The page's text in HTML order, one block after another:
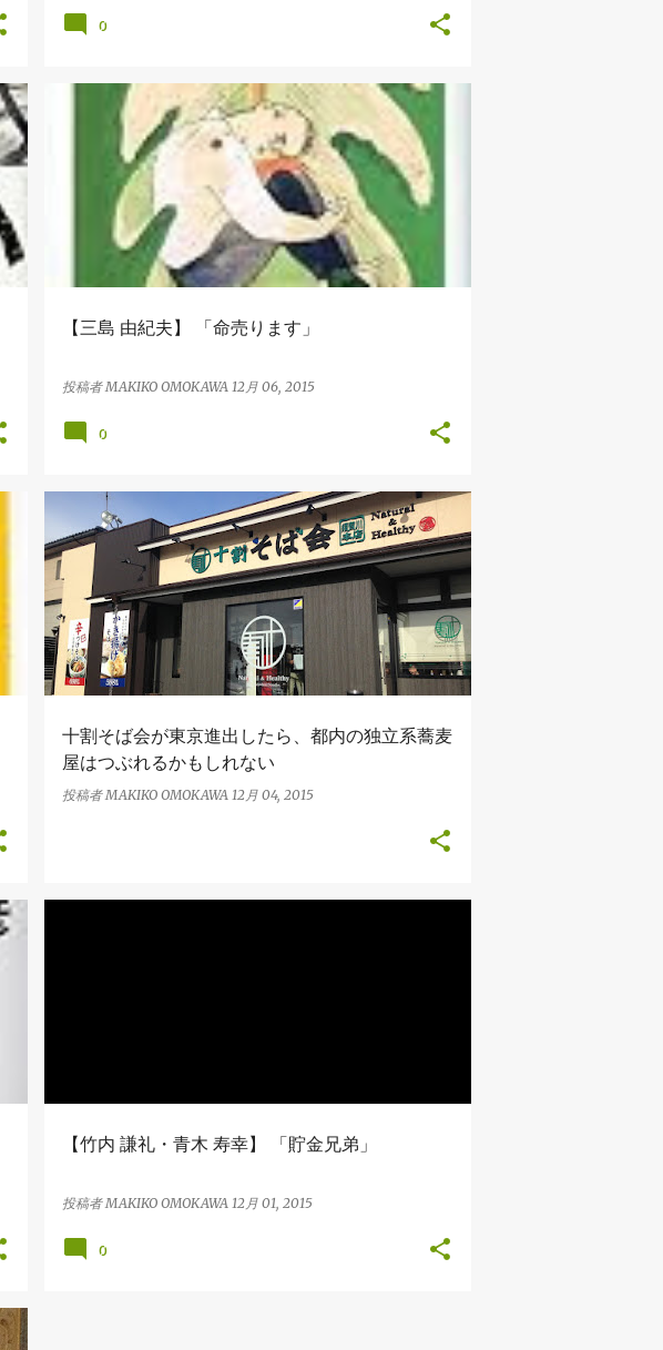
0
【三島 由紀夫】 「命売ります」
投稿者MAKIKO OMOKAWA 12月 06, 2015
0
十割そば会が東京進出したら、都内の独立系蕎麦
屋はつぶれるかもしれない
投稿者MAKIKO OMOKAWA 12月 04, 2015
FOOD TRAVEL 東日本大震災
【竹内 謙礼・青木 寿幸】 「貯金兄弟」
投稿者MAKIKO OMOKAWA 12月 01, 2015
0